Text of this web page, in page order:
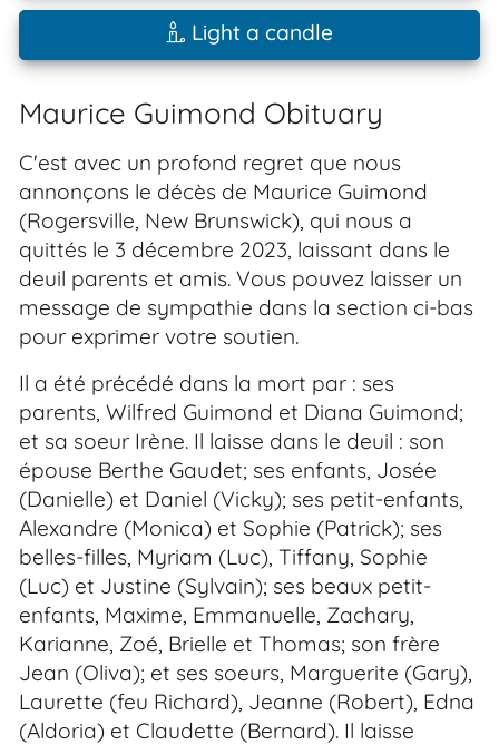
Light a candle
Maurice Guimond Obituary
C'est avec un profond regret que nous
annonçons le décès de Maurice Guimond
(Rogersville, New Brunswick), qui nous a
quittés le 3 décembre 2023, laissant dans le
deuil parents et amis. Vous pouvez laisser un
message de sympathie dans la section ci-bas
pour exprimer votre soutien.
Il a été précédé dans la mort par : ses
parents, Wilfred Guimond et Diana Guimond;
et sa soeur Irène. Il laisse dans le deuil : son
épouse Berthe Gaudet; ses enfants, Josée
(Danielle) et Daniel (Vicky); ses petit-enfants,
Alexandre (Monica) et Sophie (Patrick); ses
belles-filles, Myriam (Luc), Tiffany, Sophie
(Luc) et Justine (Sylvain); ses beaux petit-
enfants, Maxime, Emmanuelle, Zachary,
Karianne, Zoé, Brielle et Thomas; son frère
Jean (Oliva); et ses soeurs, Marguerite (Gary),
Laurette (feu Richard), Jeanne (Robert), Edna
(Aldoria) et Claudette (Bernard). Il laisse